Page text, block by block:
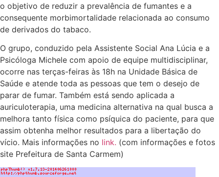
o objetivo de reduzir a prevalência de fumantes e a
consequente morbimortalidade relacionada ao consumo
de derivados do tabaco.
O grupo, conduzido pela Assistente Social Ana Lúcia e a
Psicóloga Michele com apoio de equipe multidisciplinar,
ocorre nas terças-feiras às 18h na Unidade Básica de
Saúde e atende toda as pessoas que tem o desejo de
parar de fumar. Também está sendo aplicada a
auriculoterapia, uma medicina alternativa na qual busca a
melhora tanto física como psíquica do paciente, para que
assim obtenha melhor resultados para a libertação do
vício. Mais informações no link. (com informações e fotos
site Prefeitura de Santa Carmem)